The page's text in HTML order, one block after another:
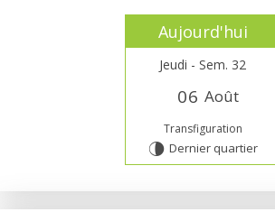
Aujourd'hui
Jeudi - Sem. 32
06 Août
Transfiguration
U Dernier quartier